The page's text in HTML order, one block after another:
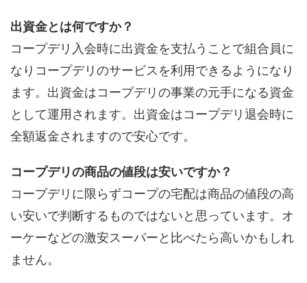
出資金とは何ですか？
コープデリ入会時に出資金を支払うことで組合員に
なりコープデリのサービスを利用できるようになり
ます。出資金はコープデリの事業の元手になる資金
として運用されます。出資金はコープデリ退会時に
全額返金されますので安心です。
コープデリの商品の値段は安いですか？
コープデリに限らずコープの宅配は商品の値段の高
い安いで判断するものではないと思っています。オ
ーケーなどの激安スーパーと比べたら高いかもしれ
ません。